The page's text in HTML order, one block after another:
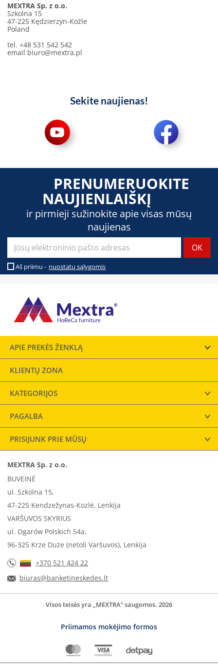
MEXTRA Sp. z o.o.
Szkolna 15
47-225 Kędzierzyn-Koźle
Poland
tel. +48 531 542 542
email biuro@mextra.pl
Sekite naujienas!
PRENUMERUOKITE
NAUJIENLAIŠKĮ
ir pirmieji sužinokite apie visas mūsų
naujienas
Aš priimu - nuostatų sąlygomis
APIE PREKĖS ŽENKLĄ
KLIENTŲ ZONA
KATEGORIJOS
PAGALBA
PRISIJUNK PRIE MŪSŲ
MEXTRA Sp. z o.o.
BUVEINĖ
ul. Szkolna 15,
47-225 Kendzežynas-Kozlė, Lenkija
VARŠUVOS SKYRIUS
ul. Ogarów Polskich 54a,
96-325 Krze Duże (netoli Varšuvos), Lenkija
+370 521 424 22
biuras@banketineskedes.lt
Visos teisės yra „MEXTRA“ saugomos. 2026
Priimamos mokėjimo formos